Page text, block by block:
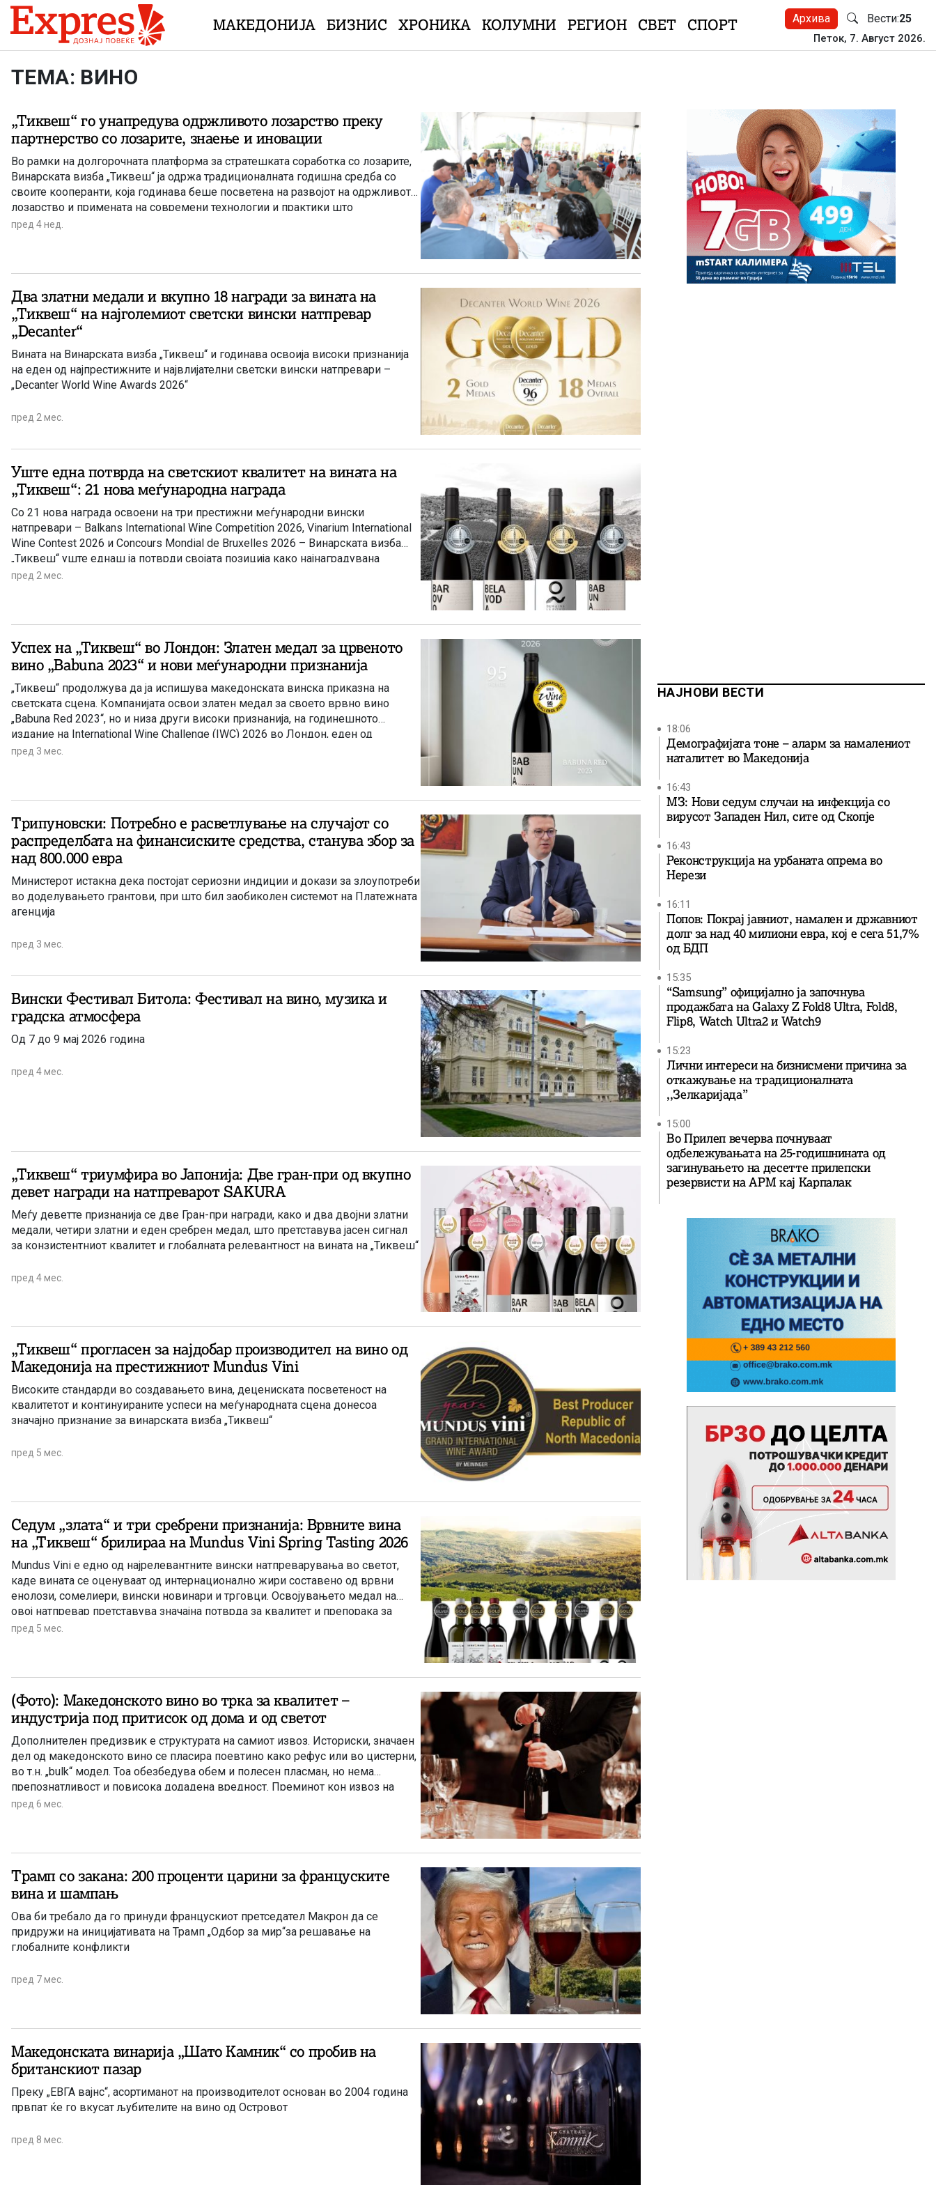
Skip to content
МАКЕДОНИЈА БИЗНИС ХРОНИКА КОЛУМНИ РЕГИОН СВЕТ СПОРТ Архива Вести:25
Петок, 7. Август 2026.
ТЕМА: ВИНО
„Тиквеш“ го унапредува одржливото лозарство преку
партнерство со лозарите, знаење и иновации
Во рамки на долгорочната платформа за стратешката соработка со лозарите,
Винарската визба „Тиквеш“ ја одржа традиционалната годишна средба со
своите кооперанти, која годинава беше посветена на развојот на одржливото
лозарство и примената на современи технологии и практики што
овозможуваат производство на поквалитетно грозје, поефикасно користење
пред 4 нед.
Два златни медали и вкупно 18 награди за вината на
„Тиквеш“ на најголемиот светски вински натпревар
„Decanter“
Вината на Винарската визба „Тиквеш“ и годинава освоија високи признанија
на еден од најпрестижните и највлијателни светски вински натпревари –
„Decanter World Wine Awards 2026“
пред 2 мес.
Уште една потврда на светскиот квалитет на вината на
„Тиквеш“: 21 нова меѓународна награда
Со 21 нова награда освоени на три престижни меѓународни вински
натпревари – Balkans International Wine Competition 2026, Vinarium International
Wine Contest 2026 и Concours Mondial de Bruxelles 2026 – Винарската визба
„Тиквеш“ уште еднаш ја потврди својата позиција како најнаградувана
винарница во Југоисточна Европа
пред 2 мес.
Успех на „Тиквеш“ во Лондон: Златен медал за црвеното
вино „Babuna 2023“ и нови меѓународни признанија
„Тиквеш“ продолжува да ја испишува македонската винска приказна на
светската сцена. Компанијата освои златен медал за своето врвно вино
„Babuna Red 2023“, но и низа други високи признанија, на годинешното
издание на International Wine Challenge (IWC) 2026 во Лондон, еден од
највлијателните и најценети вински натпревари во светот.
пред 3 мес.
Трипуновски: Потребно е расветлување на случајот со
распределбата на финансиските средства, станува збор за
над 800.000 евра
Министерот истакна дека постојат сериозни индиции и докази за злоупотреби
во доделувањето грантови, при што бил заобиколен системот на Платежната
агенција
пред 3 мес.
Вински Фестивал Битола: Фестивал на вино, музика и
градска атмосфера
Од 7 до 9 мај 2026 година
пред 4 мес.
„Тиквеш“ триумфира во Јапонија: Две гран-при од вкупно
девет награди на натпреварот SAKURA
Меѓу деветте признанија се две Гран-при награди, како и два двојни златни
медали, четири златни и еден сребрен медал, што претставува јасен сигнал
за конзистентниот квалитет и глобалната релевантност на вината на „Тиквеш“
пред 4 мес.
„Тиквеш“ прогласен за најдобар производител на вино од
Македонија на престижниот Mundus Vini
Високите стандарди во создавањето вина, децениската посветеност на
квалитетот и континуираните успеси на меѓународната сцена донесоа
значајно признание за винарската визба „Тиквеш“
пред 5 мес.
Седум „злата“ и три сребрени признанија: Врвните вина
на „Тиквеш“ брилираа на Mundus Vini Spring Tasting 2026
Mundus Vini е едно од најрелевантните вински натпреварувања во светот,
каде вината се оценуваат од интернационално жири составено од врвни
енолози, сомелиери, вински новинари и трговци. Освојувањето медал на
овој натпревар претставува значајна потврда за квалитет и препорака за
глобалниот пазар
пред 5 мес.
(Фото): Македонското вино во трка за квалитет –
индустрија под притисок од дома и од светот
Дополнителен предизвик е структурата на самиот извоз. Историски, значаен
дел од македонското вино се пласира поевтино како рефус или во цистерни,
во т.н. „bulk“ модел. Тоа обезбедува обем и полесен пласман, но нема
препознатливост и повисока додадена вредност. Преминот кон извоз на
флаширано, брендирано вино е процес што трае и не зависи само од
пред 6 мес.
Трамп со закана: 200 проценти царини за француските
вина и шампањ
Ова би требало да го принуди францускиот претседател Макрон да се
придружи на иницијативата на Трамп „Одбор за мир“за решавање на
глобалните конфликти
пред 7 мес.
Македонската винарија „Шато Камник“ со пробив на
британскиот пазар
Преку „ЕВГА вајнс“, асортиманот на производителот основан во 2004 година
првпат ќе го вкусат љубителите на вино од Островот
пред 8 мес.
НАЈНОВИ ВЕСТИ
18:06
Демографијата тоне – аларм за намалениот
наталитет во Македонија
16:43
МЗ: Нови седум случаи на инфекција со
вирусот Западен Нил, сите од Скопје
16:43
Реконструкција на урбаната опрема во
Нерези
16:11
Попов: Покрај јавниот, намален и државниот
долг за над 40 милиони евра, кој e сега 51,7%
од БДП
15:35
“Samsung” официјално ја започнува
продажбата на Galaxy Z Fold8 Ultra, Fold8,
Flip8, Watch Ultra2 и Watch9
15:23
Лични интереси на бизнисмени причина за
откажување на традиционалната
,,Зелкаријада”
15:00
Во Прилеп вечерва почнуваат
одбележувањата на 25-годишнината од
загинувањето на десетте прилепски
резервисти на АРМ кај Карпалак